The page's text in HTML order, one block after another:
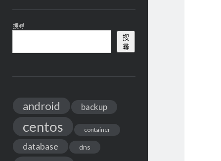
資
訊
欄
搜尋
搜
尋
android backup
centos container
database dns